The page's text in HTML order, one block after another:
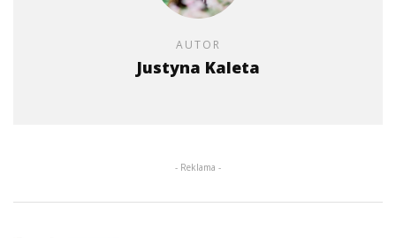
AUTOR
Justyna Kaleta
- Reklama -